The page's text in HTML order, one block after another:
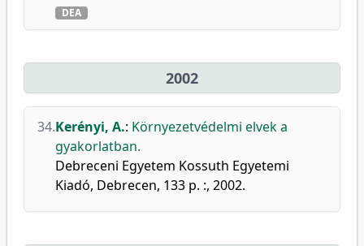
DEA
2002
34.Kerényi, A.: Környezetvédelmi elvek a
gyakorlatban.
Debreceni Egyetem Kossuth Egyetemi
Kiadó, Debrecen, 133 p. :, 2002.